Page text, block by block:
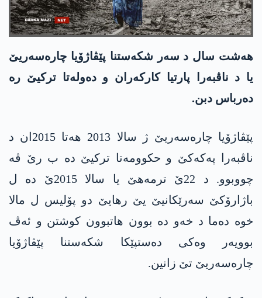
هەشت سال د سەر شکەستنا پێڤاژۆیا چارەسەریێ
یا د ناڤبەرا پارتیا كاركه‌ران و دەولەتا ترکیێ رە
دەرباس دبن.
پێڤاژۆیا چارەسەریێ ژ سالا 2013 هەتا 2015ان د
ناڤبەرا په‌كه‌كێ و حکوومەتا ترکیێ دە ب رێ ڤە
چووبوو. د 22ێ ترمەهێ یا سالا 2015ێ دە ل
باژارۆکێ سەرێکانیێ یێ رهایێ دو پۆلیس ل مالا
خوە دەما د خەو دە بوون هاتبوون کوشتن و ئەڤ
بوویەر وەکی دەستپێکا شکەستنا پێڤاژۆیا
چارەسەریێ تێ زانین.